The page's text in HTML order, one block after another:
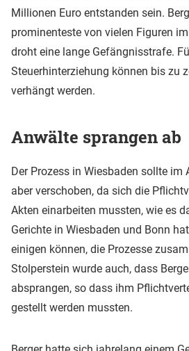
Millionen Euro entstanden sein.
prominenteste von vielen Figuren
droht eine lange Gefängnisstrafe.
Steuerhinterziehung können bis zu
verhängt werden.
Anwälte sprangen ab
Der Prozess in Wiesbaden sollte im
aber verschoben, da sich die
Akten einarbeiten mussten, wie es
Gerichte in Wiesbaden und Bonn
einigen können, die Prozesse
Stolperstein wurde auch, dass
absprangen, so dass ihm
gestellt werden mussten.